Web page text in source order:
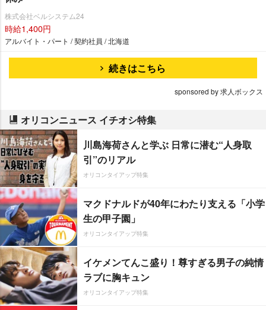
株式会社ベルシステム24
時給1,400円
アルバイト・パート / 契約社員 / 北海道
続きはこちら
sponsored by 求人ボックス
オリコンニュース イチオシ特集
川島海荷さんと学ぶ 日常に潜む“人身取
引”のリアル
オリコンタイアップ特集
マクドナルドが40年にわたり支える「小学
生の甲子園」
オリコンタイアップ特集
イケメンてんこ盛り！尊すぎる男子の純情
ラブに胸キュン
オリコンタイアップ特集